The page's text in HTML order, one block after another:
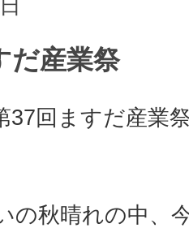
だ産業祭
37回ますだ産業
の秋晴れの中、